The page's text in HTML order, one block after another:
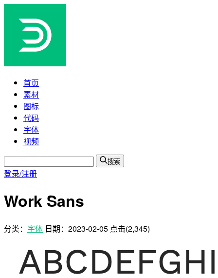
首页
素材
图标
代码
字体
视频
搜索
登录/注册
Work Sans
分类： 字体 日期： 2023-02-05 点击(2,345)